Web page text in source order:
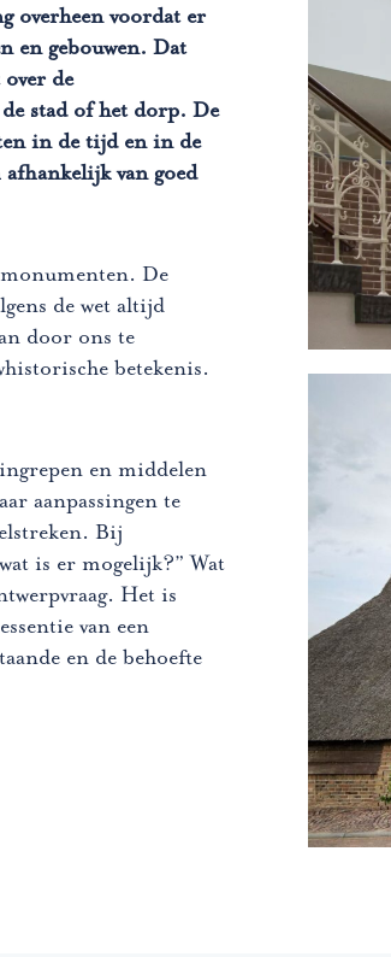
overheen voordat er
en gebouwen. Dat
de
stad of het dorp. De
in de tijd en in de
van goed
monumenten. De
de wet altijd
door ons te
betekenis.
en middelen
aanpassingen te
Bij
is er mogelijk?” Wat
Het is
van een
en de behoefte